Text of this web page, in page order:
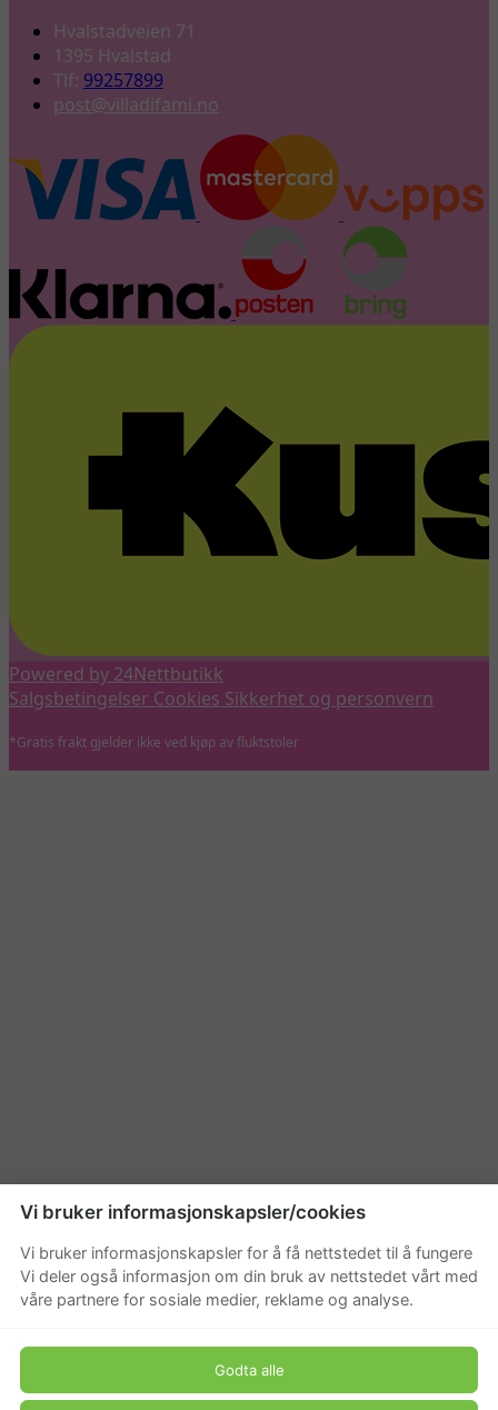
Hvalstadveien 71
1395 Hvalstad
Tlf: 99257899
post@villadifami.no
Powered by 24Nettbutikk
Salgsbetingelser Cookies Sikkerhet og personvern
*Gratis frakt gjelder ikke ved kjøp av fluktstoler
Vi bruker informasjonskapsler/cookies
Vi bruker informasjonskapsler for å få nettstedet til å fungere
Vi deler også informasjon om din bruk av nettstedet vårt med
våre partnere for sosiale medier, reklame og analyse.
Godta alle